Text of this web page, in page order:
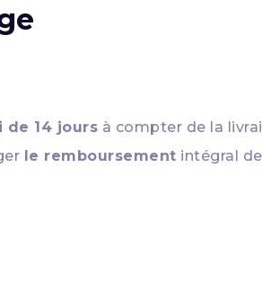
de 14 jours à compter de la
le remboursement intégral